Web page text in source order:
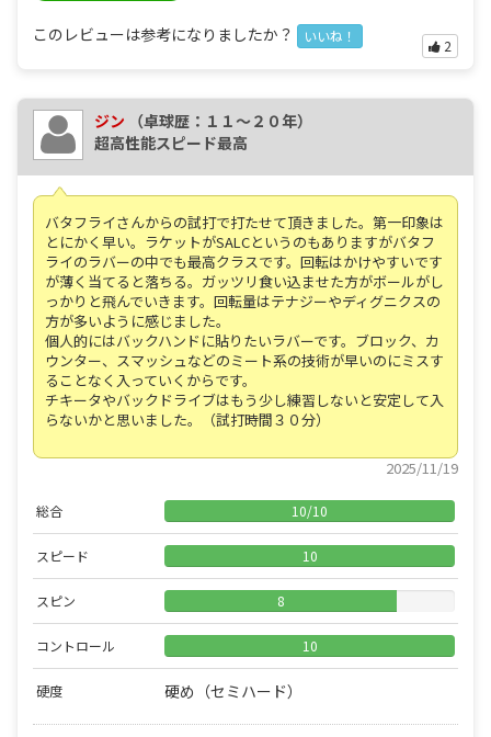
このレビューは参考になりましたか？ いいね！
2
ジン
（卓球歴：１１～２０年）
超高性能スピード最高
バタフライさんからの試打で打たせて頂きました。第一印象は
とにかく早い。ラケットがSALCというのもありますがバタフ
ライのラバーの中でも最高クラスです。回転はかけやすいです
が薄く当てると落ちる。ガッツリ食い込ませた方がボールがし
っかりと飛んでいきます。回転量はテナジーやディグニクスの
方が多いように感じました。
個人的にはバックハンドに貼りたいラバーです。ブロック、カ
ウンター、スマッシュなどのミート系の技術が早いのにミスす
ることなく入っていくからです。
チキータやバックドライブはもう少し練習しないと安定して入
らないかと思いました。（試打時間３０分）
2025/11/19
総合 10/10
スピード 10
スピン 8
コントロール 10
硬度 硬め（セミハード）